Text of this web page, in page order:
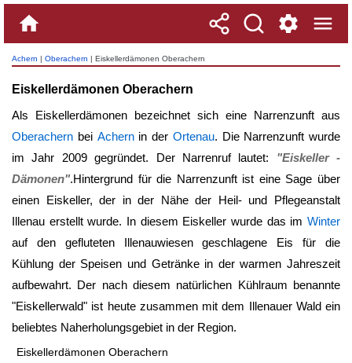
Achern | Oberachern | Eiskellerdämonen Oberachern
Eiskellerdämonen Oberachern
Als Eiskellerdämonen bezeichnet sich eine Narrenzunft aus
Oberachern bei Achernin der Ortenau. Die Narrenzunft wurde
im Jahr 2009 gegründet. Der Narrenruf lautet: "Eiskeller -
Dämonen".Hintergrund für die Narrenzunft ist eine Sage über
einen Eiskeller, der in der Nähe der Heil- und Pflegeanstalt
Illenau erstellt wurde. In diesem Eiskeller wurde das im Winter
auf den gefluteten Illenauwiesen geschlagene Eis für die
Kühlung der Speisen und Getränke in der warmen Jahreszeit
aufbewahrt. Der nach diesem natürlichen Kühlraum benannte
"Eiskellerwald" ist heute zusammen mit dem Illenauer Wald ein
beliebtes Naherholungsgebiet in der Region.
Eiskellerdämonen Oberachern